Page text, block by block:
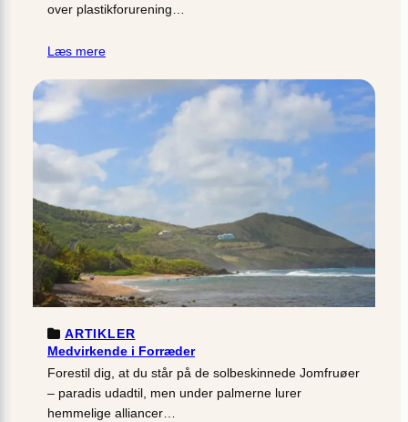
over plastikforurening…
Læs mere
ARTIKLER
Medvirkende i Forræder
Forestil dig, at du står på de solbeskinnede Jomfruøer
– paradis udadtil, men under palmerne lurer
hemmelige alliancer…